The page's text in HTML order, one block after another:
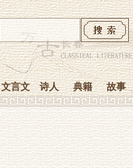
文言文 诗人 典籍 故事